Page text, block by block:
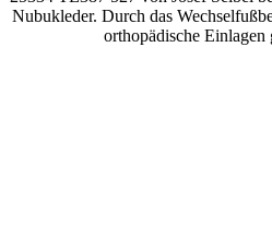
Nubukleder. Durch das
orthopädische Einlagen